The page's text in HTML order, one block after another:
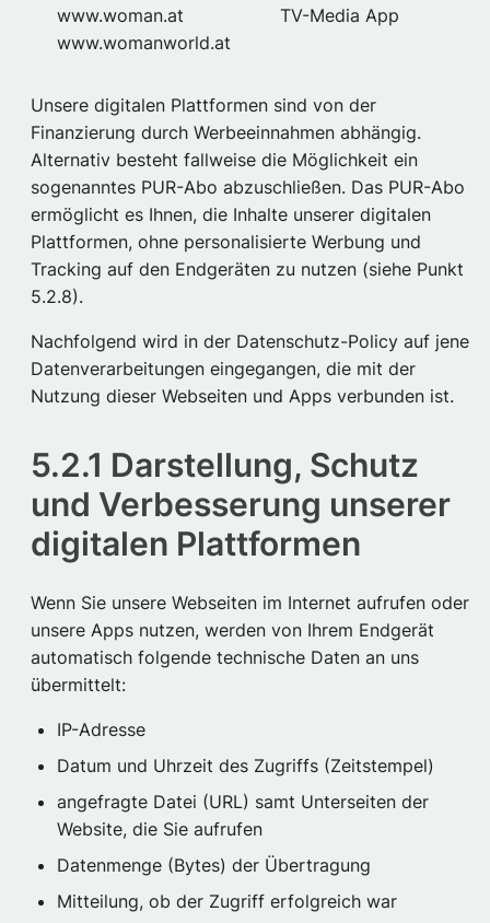
www.woman.at
www.womanworld.at
TV-Media App
Unsere digitalen Plattformen sind von der
Finanzierung durch Werbeeinnahmen abhängig.
Alternativ besteht fallweise die Möglichkeit ein
sogenanntes PUR-Abo abzuschließen. Das PUR-Abo
ermöglicht es Ihnen, die Inhalte unserer digitalen
Plattformen, ohne personalisierte Werbung und
Tracking auf den Endgeräten zu nutzen (siehe Punkt
5.2.8).
Nachfolgend wird in der Datenschutz-Policy auf jene
Datenverarbeitungen eingegangen, die mit der
Nutzung dieser Webseiten und Apps verbunden ist.
5.2.1 Darstellung, Schutz
und Verbesserung unserer
digitalen Plattformen
Wenn Sie unsere Webseiten im Internet aufrufen oder
unsere Apps nutzen, werden von Ihrem Endgerät
automatisch folgende technische Daten an uns
übermittelt:
IP-Adresse
Datum und Uhrzeit des Zugriffs (Zeitstempel)
angefragte Datei (URL) samt Unterseiten der
Website, die Sie aufrufen
Datenmenge (Bytes) der Übertragung
Mitteilung, ob der Zugriff erfolgreich war